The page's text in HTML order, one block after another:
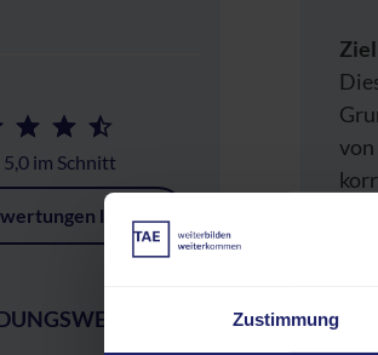
Zustimmung
im Schnitt
lesen